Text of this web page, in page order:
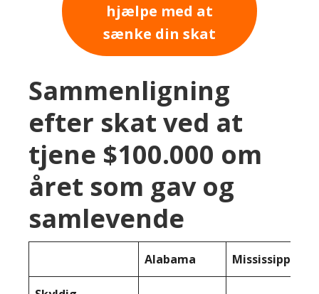
hjælpe med at
sænke din skat
Sammenligning
efter skat ved at
tjene $100.000 om
året som gav og
samlevende
Alabama Mississippi